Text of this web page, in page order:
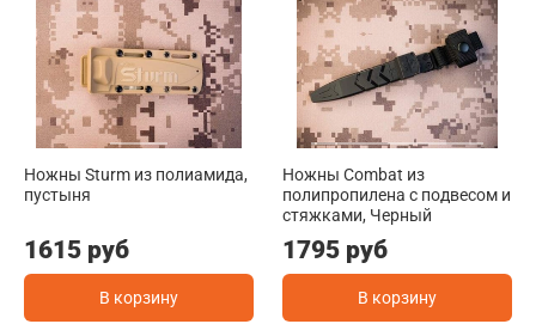
Ножны Sturm из полиамида,
пустыня
1615 руб
В корзину
Ножны Combat из
полипропилена с подвесом и
стяжками, Черный
1795 руб
В корзину